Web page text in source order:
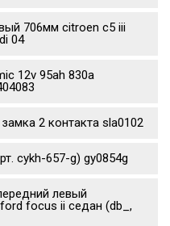
706мм citroen c5 iii
04
12v 95ah 830а
2 контакта sla0102
cykh-657-g) gy0854g
левый
focus ii седан (db_,